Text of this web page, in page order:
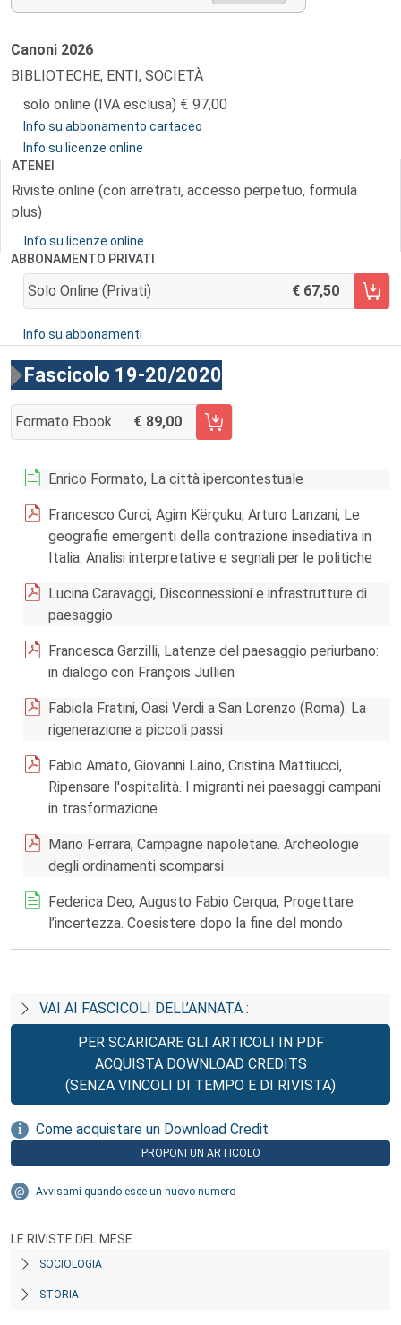
Canoni 2026
BIBLIOTECHE, ENTI, SOCIETÀ
solo online (IVA esclusa)
97,00
Info su abbonamento cartaceo
Info su licenze online
ATENEI
Riviste online (con arretrati, accesso perpetuo, formula
plus)
Info su licenze online
ABBONAMENTO PRIVATI
Solo Online (privati) 67,50
AGGIUNGI AL CARRELLO
Info su abbonamenti
Fascicolo 19-20/2020
Formato Ebook 89,00
AGGIUNGI AL CARRELLO FASCICOLO 19-20/2020
Enrico Formato, La città ipercontestuale
Francesco Curci, Agim Kërçuku, Arturo Lanzani, Le
geografie emergenti della contrazione insediativa in
Italia. Analisi interpretative e segnali per le politiche
Lucina Caravaggi, Disconnessioni e infrastrutture di
paesaggio
Francesca Garzilli, Latenze del paesaggio periurbano:
in dialogo con François Jullien
Fabiola Fratini, Oasi Verdi a San Lorenzo (Roma). La
rigenerazione a piccoli passi
Fabio Amato, Giovanni Laino, Cristina Mattiucci,
Ripensare l'ospitalità. I migranti nei paesaggi campani
in trasformazione
Mario Ferrara, Campagne napoletane. Archeologie
degli ordinamenti scomparsi
Federica Deo, Augusto Fabio Cerqua, Progettare
l’incertezza. Coesistere dopo la fine del mondo
VAI AI FASCICOLI DELL’ANNATA :
PER SCARICARE GLI ARTICOLI IN PDF
ACQUISTA DOWNLOAD CREDITS
(SENZA VINCOLI DI TEMPO E DI RIVISTA)
Come acquistare un Download Credit
PROPONI UN ARTICOLO
Avvisami quando esce un nuovo numero
LE RIVISTE DEL MESE
SOCIOLOGIA
STORIA